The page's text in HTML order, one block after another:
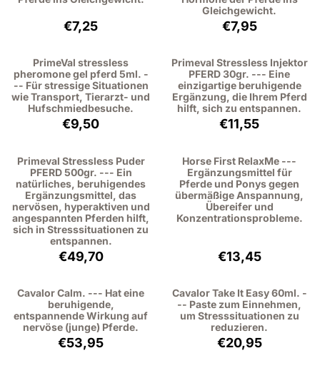
Preis: 7,25, ohne MwSt.: 6,65
€7,25
Gleichgewicht.
Preis: 7,95,
€7,95
PrimeVal stressless
pheromone gel pferd 5ml. -
-- Für stressige Situationen
wie Transport, Tierarzt- und
Hufschmiedbesuche.
Preis: 9,50, ohne MwSt.: 8,72
€9,50
Primeval Stressless Injektor
PFERD 30gr. --- Eine
einzigartige beruhigende
Ergänzung, die Ihrem Pferd
hilft, sich zu entspannen.
Preis: 11,55,
€11,55
Primeval Stressless Puder
PFERD 500gr. --- Ein
natürliches, beruhigendes
Ergänzungsmittel, das
nervösen, hyperaktiven und
angespannten Pferden hilft,
sich in Stresssituationen zu
entspannen.
Preis: 49,70, ohne MwSt.: 45,60
€49,70
Horse First RelaxMe ---
Ergänzungsmittel für
Pferde und Ponys gegen
übermäßige Anspannung,
Übereifer und
Konzentrationsprobleme.
Preis: 13,45,
€13,45
Cavalor Calm. --- Hat eine
beruhigende,
entspannende Wirkung auf
nervöse (junge) Pferde.
Preis: 53,95, ohne MwSt.: 49,50
€53,95
Cavalor Take It Easy 60ml. -
-- Paste zum Einnehmen,
um Stresssituationen zu
reduzieren.
Preis: 20,95,
€20,95